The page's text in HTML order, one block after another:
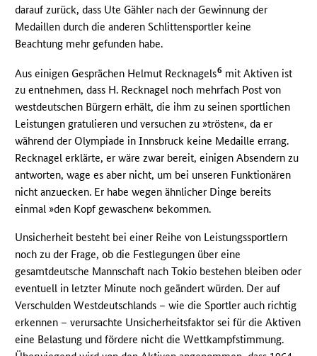
darauf zurück, dass Ute Gähler nach der Gewinnung der
Medaillen durch die anderen Schlittensportler keine
Beachtung mehr gefunden habe.
Aus einigen Gesprächen Helmut Recknagels6 mit Aktiven ist
zu entnehmen, dass H. Recknagel noch mehrfach Post von
westdeutschen Bürgern erhält, die ihm zu seinen sportlichen
Leistungen gratulieren und versuchen zu »trösten«, da er
während der Olympiade in Innsbruck keine Medaille errang.
Recknagel erklärte, er wäre zwar bereit, einigen Absendern zu
antworten, wage es aber nicht, um bei unseren Funktionären
nicht anzuecken. Er habe wegen ähnlicher Dinge bereits
einmal »den Kopf gewaschen« bekommen.
Unsicherheit besteht bei einer Reihe von Leistungssportlern
noch zu der Frage, ob die Festlegungen über eine
gesamtdeutsche Mannschaft nach Tokio bestehen bleiben oder
eventuell in letzter Minute noch geändert würden. Der auf
Verschulden Westdeutschlands – wie die Sportler auch richtig
erkennen – verursachte Unsicherheitsfaktor sei für die Aktiven
eine Belastung und fördere nicht die Wettkampfstimmung.